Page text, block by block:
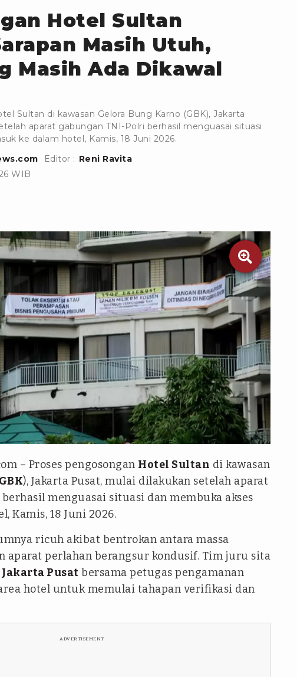
Hotel Sultan
Masih Utuh,
Masih Ada Dikawal
Sultan di kawasan Gelora Bung Karno (GBK), Jakarta
aparat gabungan TNI-Polri berhasil menguasai situasi
ke dalam hotel, Kamis, 18 Juni 2026.
Editor : Reni Ravita
WIB

– Proses pengosongan Hotel Sultan di kawasan
GBK), Jakarta Pusat, mulai dilakukan setelah aparat
menguasai situasi dan membuka akses
Kamis, 18 Juni 2026.
ricuh akibat bentrokan antara massa
aparat perlahan berangsur kondusif. Tim juru sita
Pusat bersama petugas pengamanan
hotel untuk memulai tahapan verifikasi dan
ADVERTISEMENT